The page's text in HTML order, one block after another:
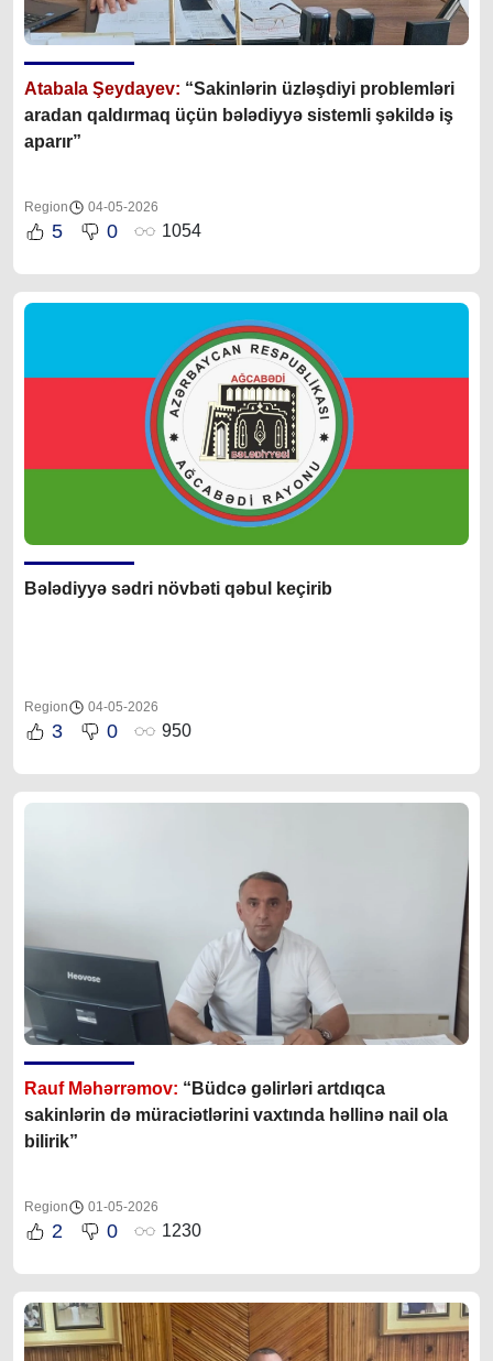
Atabala Şeydayev: “Sakinlərin üzləşdiyi problemləri
aradan qaldırmaq üçün bələdiyyə sistemli şəkildə iş
aparır”
Region 04-05-2026
5 0 1054
Bələdiyyə sədri növbəti qəbul keçirib
Region 04-05-2026
3 0 950
Rauf Məhərrəmov: “Büdcə gəlirləri artdıqca
sakinlərin də müraciətlərini vaxtında həllinə nail ola
bilirik”
Region 01-05-2026
2 0 1230